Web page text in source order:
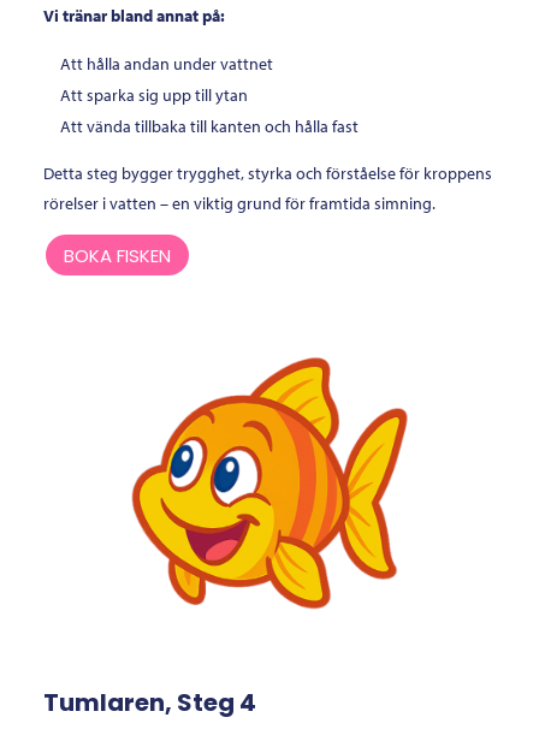
Vi tränar bland annat på:
Att hålla andan under vattnet
Att sparka sig upp till ytan
Att vända tillbaka till kanten och hålla fast
Detta steg bygger trygghet, styrka och förståelse för kroppens
rörelser i vatten – en viktig grund för framtida simning.
BOKA FISKEN
Tumlaren, Steg 4